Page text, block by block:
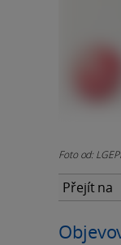
Foto od:
Přejít na